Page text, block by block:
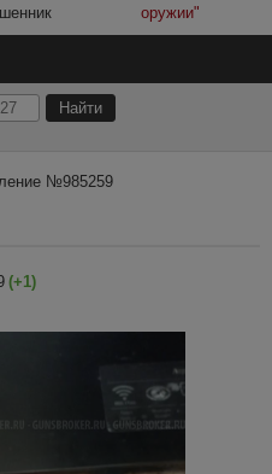
оружии"
№985259
(+1)